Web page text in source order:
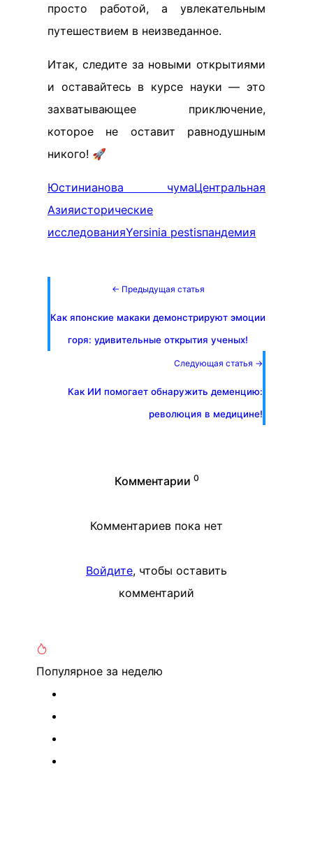
просто работой, а увлекательным
путешествием в неизведанное.
Итак, следите за новыми открытиями
и оставайтесь в курсе науки — это
захватывающее приключение,
которое не оставит равнодушным
никого! 🚀
Юстинианова чумаЦентральная
Азияисторические
исследованияYersinia pestisпандемия
← Предыдущая статья
Как японские макаки демонстрируют эмоции
горя: удивительные открытия ученых!
Следующая статья →
Как ИИ помогает обнаружить деменцию:
революция в медицине!
Комментарии 0
Комментариев пока нет
Войдите, чтобы оставить
комментарий
Популярное за неделю